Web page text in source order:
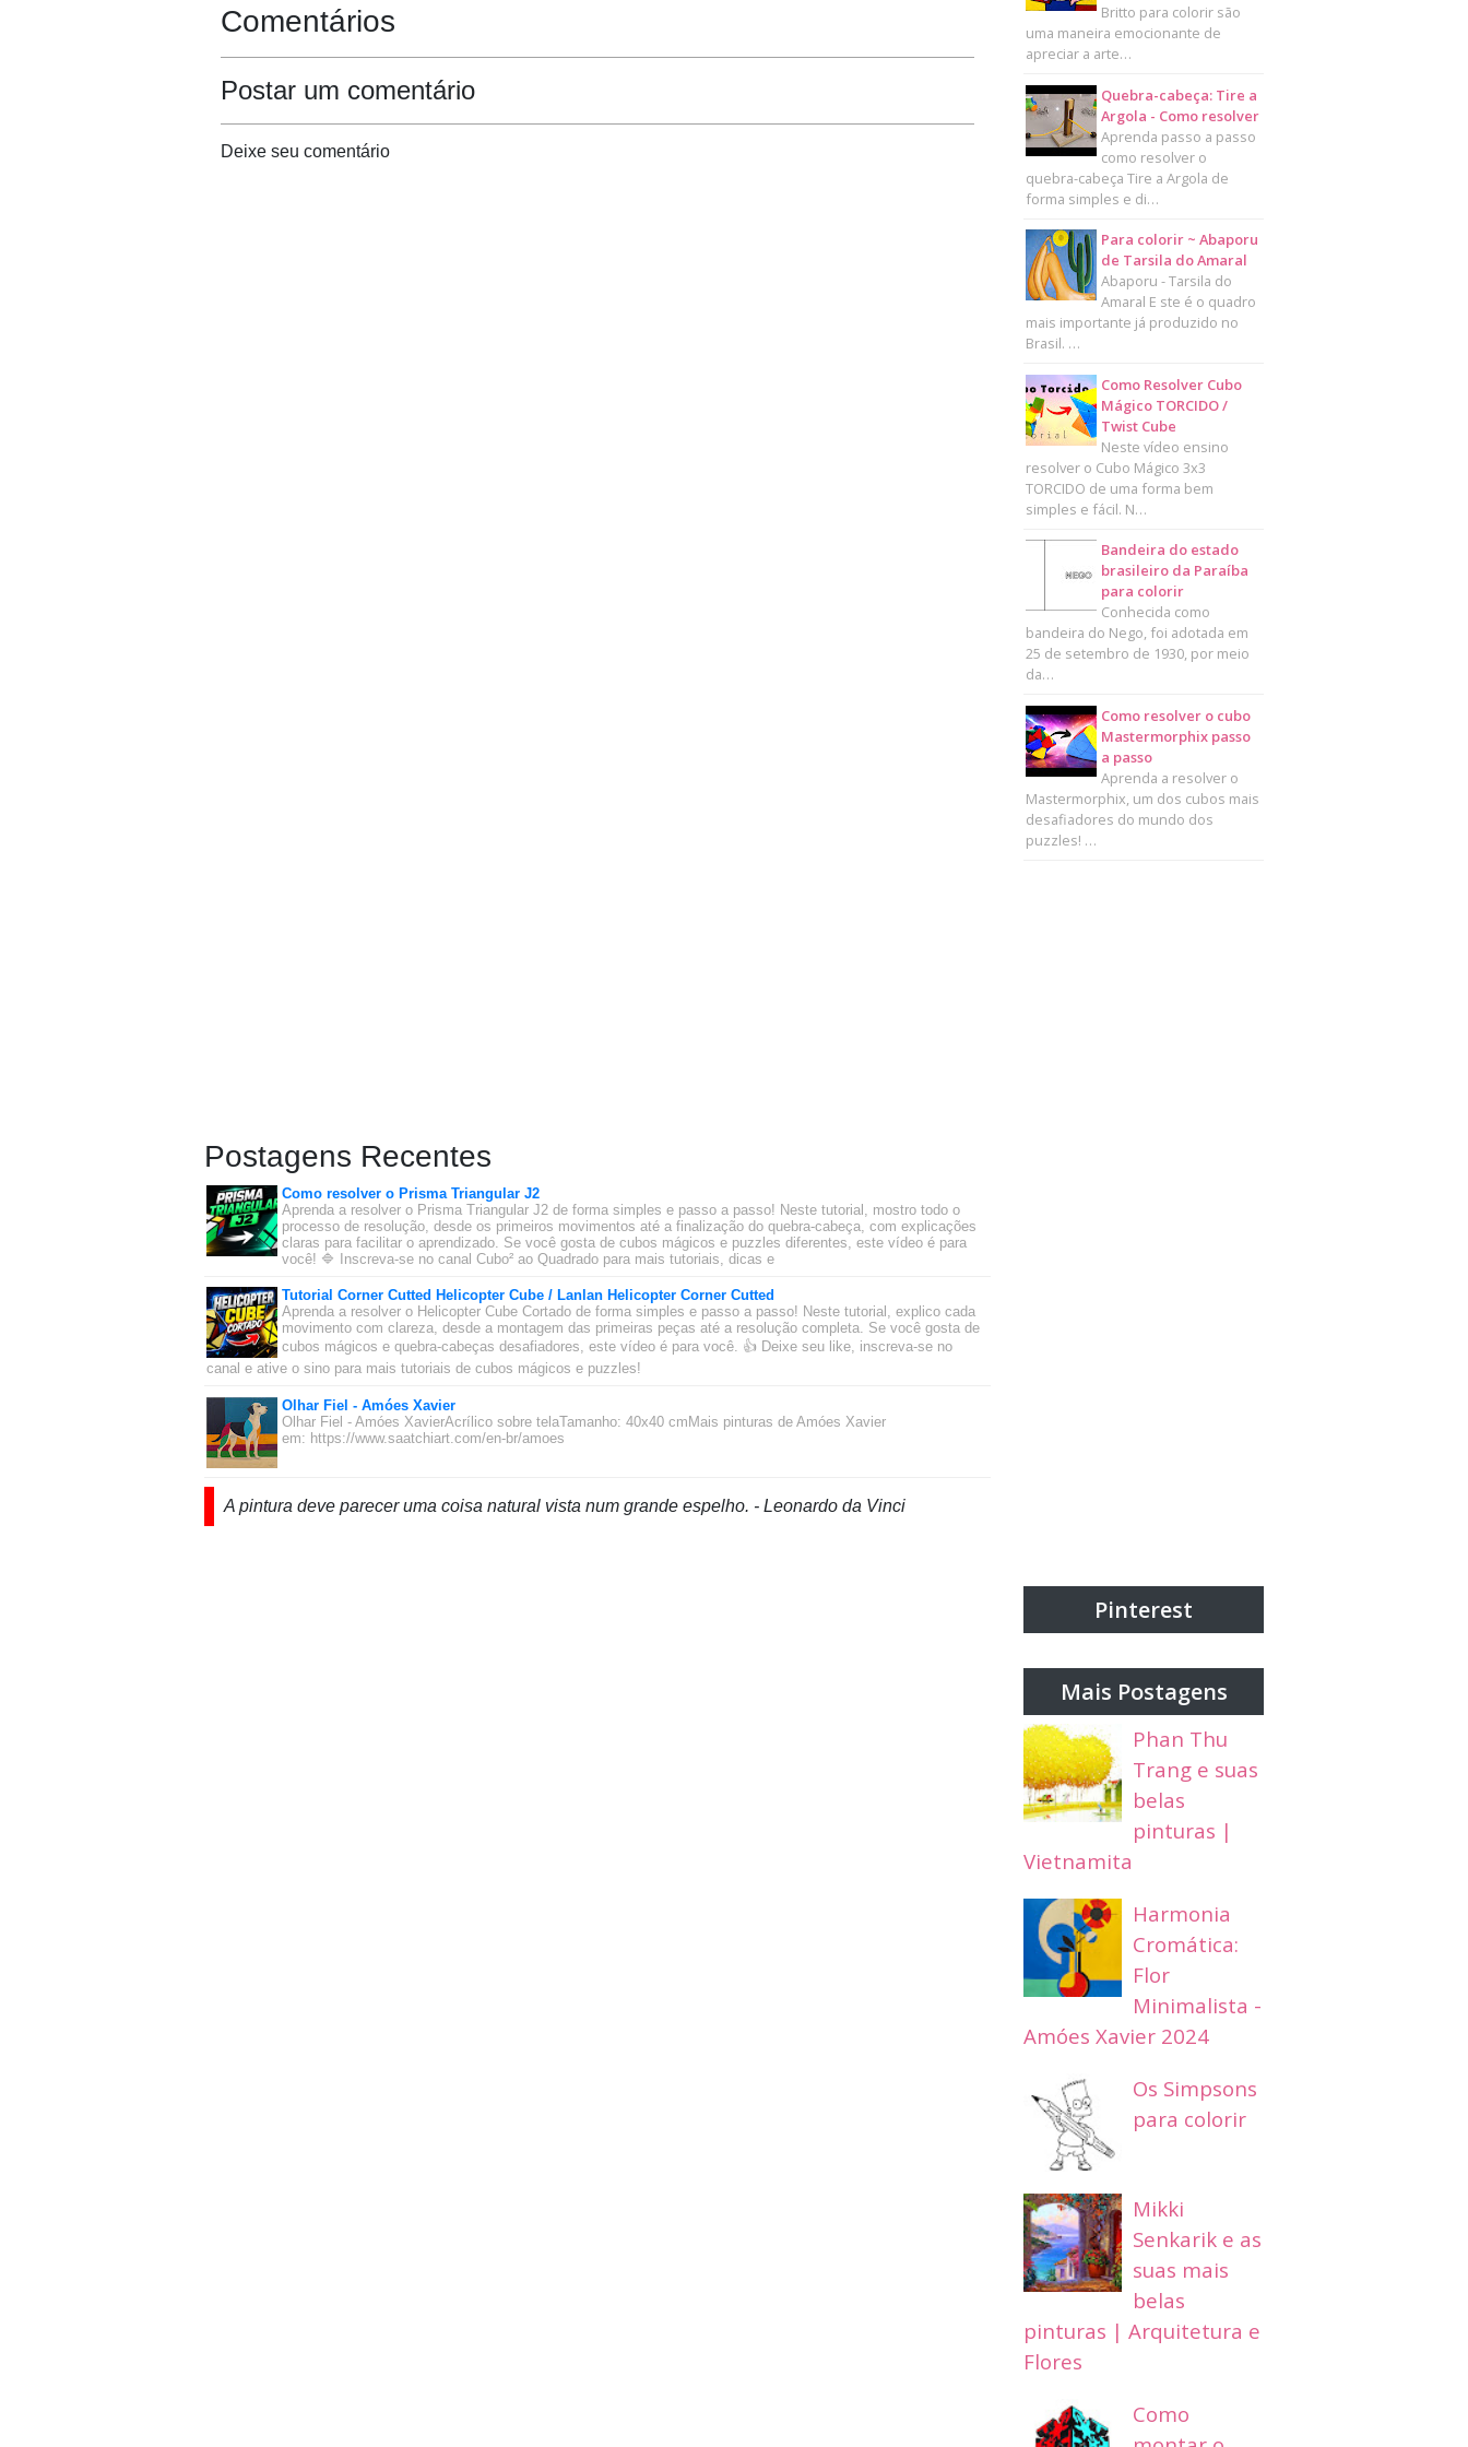
Comentários
Postar um comentário
Deixe seu comentário
Postagens Recentes
Como resolver o Prisma Triangular J2
Aprenda a resolver o Prisma Triangular J2 de forma simples e passo a passo! Neste tutorial, mostro todo o
processo de resolução, desde os primeiros movimentos até a finalização do quebra-cabeça, com explicações
claras para facilitar o aprendizado. Se você gosta de cubos mágicos e puzzles diferentes, este vídeo é para
você! 🔷 Inscreva-se no canal Cubo² ao Quadrado para mais tutoriais, dicas e
Tutorial Corner Cutted Helicopter Cube / Lanlan Helicopter Corner Cutted
Aprenda a resolver o Helicopter Cube Cortado de forma simples e passo a passo! Neste tutorial, explico cada
movimento com clareza, desde a montagem das primeiras peças até a resolução completa. Se você gosta de
cubos mágicos e quebra-cabeças desafiadores, este vídeo é para você. 👍 Deixe seu like, inscreva-se no
canal e ative o sino para mais tutoriais de cubos mágicos e puzzles!
Olhar Fiel - Amóes Xavier
Olhar Fiel - Amóes XavierAcrílico sobre telaTamanho: 40x40 cmMais pinturas de Amóes Xavier
em: https://www.saatchiart.com/en-br/amoes
A pintura deve parecer uma coisa natural vista num grande espelho. - Leonardo da Vinci
Britto para colorir são
uma maneira emocionante de
apreciar a arte…
Quebra-cabeça: Tire a
Argola - Como resolver
Aprenda passo a passo
como resolver o
quebra-cabeça Tire a Argola de
forma simples e di…
Para colorir ~ Abaporu
de Tarsila do Amaral
Abaporu - Tarsila do
Amaral E ste é o quadro
mais importante já produzido no
Brasil. …
Como Resolver Cubo
Mágico TORCIDO /
Twist Cube
Neste vídeo ensino
resolver o Cubo Mágico 3x3
TORCIDO de uma forma bem
simples e fácil. N…
Bandeira do estado
brasileiro da Paraíba
para colorir
Conhecida como
bandeira do Nego, foi adotada em
25 de setembro de 1930, por meio
da…
Como resolver o cubo
Mastermorphix passo
a passo
Aprenda a resolver o
Mastermorphix, um dos cubos mais
desafiadores do mundo dos
puzzles! …
Pinterest
Mais Postagens
Phan Thu
Trang e suas
belas
pinturas |
Vietnamita
Harmonia
Cromática:
Flor
Minimalista -
Amóes Xavier 2024
Os Simpsons
para colorir
Mikki
Senkarik e as
suas mais
belas
pinturas | Arquitetura e
Flores
Como